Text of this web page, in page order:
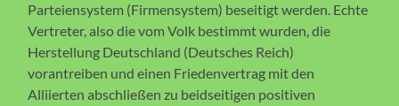
Parteiensystem (Firmensystem) beseitigt werden. Echte
Vertreter, also die vom Volk bestimmt wurden, die
Herstellung Deutschland (Deutsches Reich)
vorantreiben und einen Friedenvertrag mit den
Alliierten abschließen zu beidseitigen positiven